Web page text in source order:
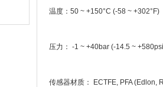
温度：50 ~ +150°C (-58 ~ +302°F)
压力： -1 ~ +40bar (-14.5 ~
传感器材质： ECTFE, PFA (Edlon,